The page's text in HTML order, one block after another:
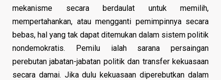
mekanisme secara berdaulat untuk memilih,
mempertahankan, atau mengganti pemimpinnya secara
bebas, hal yang tak dapat ditemukan dalam sistem politik
nondemokratis. Pemilu ialah sarana persaingan
perebutan jabatan-jabatan politik dan transfer kekuasaan
secara damai. Jika dulu kekuasaan diperebutkan dalam